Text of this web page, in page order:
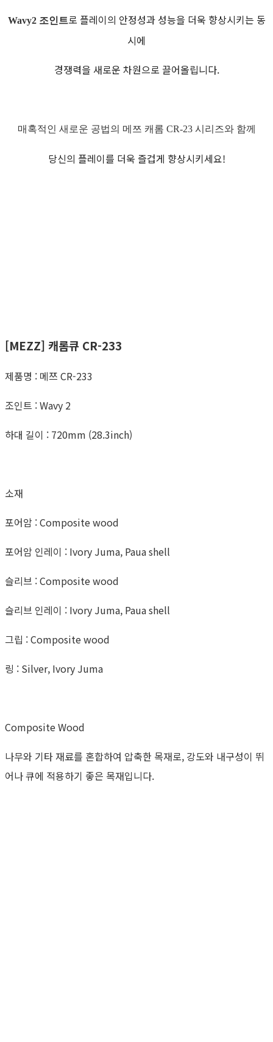
Wavy2 조인트로 플레이의 안정성과 성능을 더욱 향상시키는 동
시에
경쟁력을 새로운 차원으로 끌어올립니다.
매혹적인 새로운 공법의 메쯔 캐롬 CR-23 시리즈와 함께
당신의 플레이를 더욱 즐겁게 향상시키세요!
[MEZZ] 캐롬큐 CR-233
제품명 : 메쯔 CR-233
조인트 : Wavy 2
하대 길이 : 720mm (28.3inch)
소재
포어암 : Composite wood
포어암 인레이 : Ivory Juma, Paua shell
슬리브 : Composite wood
슬리브 인레이 : Ivory Juma, Paua shell
그립 : Composite wood
링 : Silver, Ivory Juma
Composite Wood
나무와 기타 재료를 혼합하여 압축한 목재로, 강도와 내구성이 뛰
어나 큐에 적용하기 좋은 목재입니다.